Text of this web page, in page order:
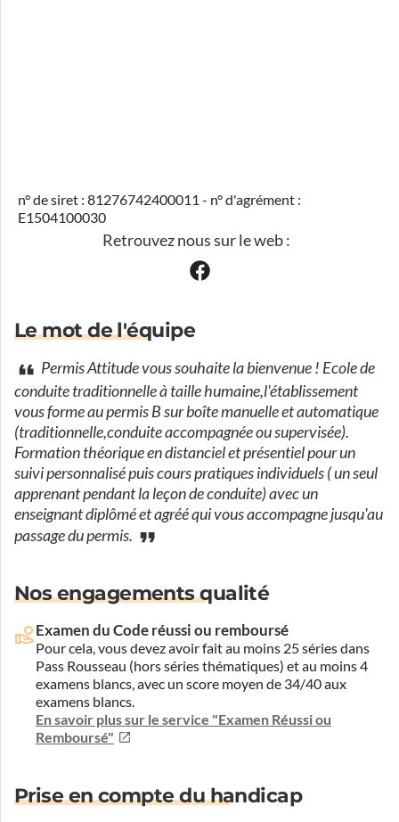
n° de siret : 81276742400011 - n° d'agrément :
E1504100030
Retrouvez nous sur le web :
Le mot de l'équipe
Permis Attitude vous souhaite la bienvenue ! Ecole de
conduite traditionnelle à taille humaine,l'établissement
vous forme au permis B sur boîte manuelle et automatique
(traditionnelle,conduite accompagnée ou supervisée).
Formation théorique en distanciel et présentiel pour un
suivi personnalisé puis cours pratiques individuels ( un seul
apprenant pendant la leçon de conduite) avec un
enseignant diplômé et agréé qui vous accompagne jusqu'au
passage du permis.
Nos engagements qualité
Examen du Code réussi ou remboursé
Pour cela, vous devez avoir fait au moins 25 séries dans
Pass Rousseau (hors séries thématiques) et au moins 4
examens blancs, avec un score moyen de 34/40 aux
examens blancs.
En savoir plus sur le service "Examen Réussi ou
Remboursé"
Prise en compte du handicap